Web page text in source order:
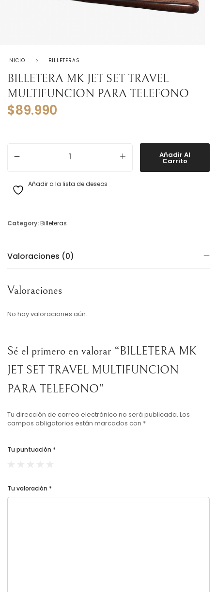
INICIO BILLETERAS
BILLETERA MK JET SET TRAVEL
MULTIFUNCION PARA TELEFONO
$89.990
Añadir Al
Carrito
Añadir a la lista de deseos
Category:Billeteras
Valoraciones (0)
Valoraciones
No hay valoraciones aún.
Sé el primero en valorar “BILLETERA MK
JET SET TRAVEL MULTIFUNCION
PARA TELEFONO”
Tu dirección de correo electrónico no será publicada. Los
campos obligatorios están marcados con *
Tu puntuación *
Tu valoración *